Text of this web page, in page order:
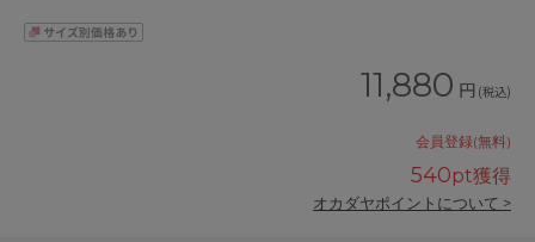
11,880 円 (税込)
会員登録(無料)
540pt獲得
オカダヤポイントについて >